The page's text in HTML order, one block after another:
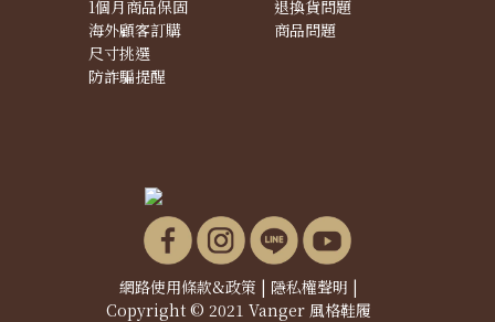
1個月商品保固
海外顧客訂購
尺寸挑選
防詐騙提醒
退換貨問題
商品問題
網路使用條款&政策 | 隱私權聲明 |
Copyright © 2021 Vanger 風格鞋履